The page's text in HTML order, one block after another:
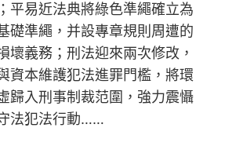
平易近法典將綠色準繩確立為
礎準繩，并設專章規則周遭的
壞義務；刑法迎來兩次修改，
資本維護犯法進罪門檻，將環
歸入刑事制裁范圍，強力震懾
法犯法行動……